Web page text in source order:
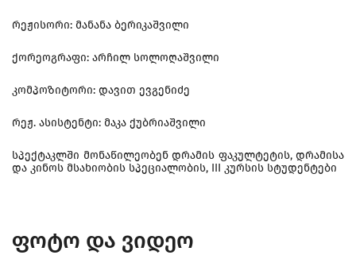
რეჟისორი: მანანა ბერიკაშვილი
ქორეოგრაფი: არჩილ სოლოღაშვილი
კომპოზიტორი: დავით ევგენიძე
რეჟ. ასისტენტი: მაკა ქუბრიაშვილი
სპექტაკლში მონაწილეობენ დრამის ფაკულტეტის, დრამისა
და კინოს მსახიობის სპეციალობის, III კურსის სტუდენტები
ფოტო და ვიდეო